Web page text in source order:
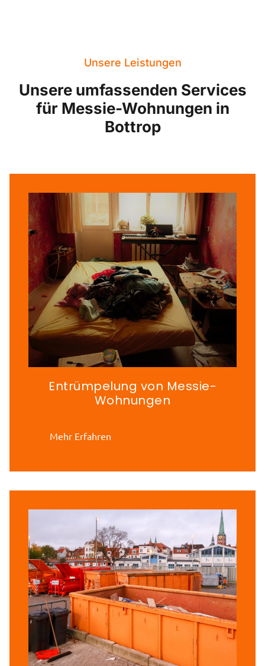
Unsere Leistungen
Unsere umfassenden Services
für Messie-Wohnungen in
Bottrop
Entrümpelung von Messie-
Wohnungen
Mehr Erfahren